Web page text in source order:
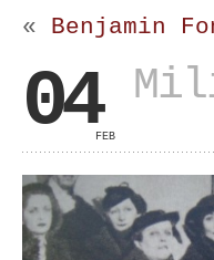
« Benjamin
04FEB